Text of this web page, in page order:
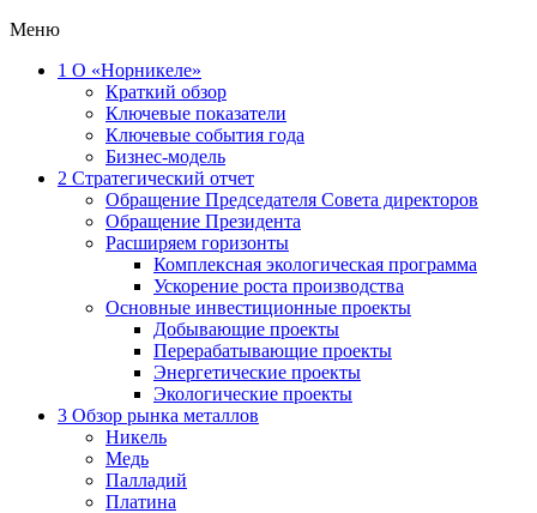
Меню
1 О «Норникеле»
Краткий обзор
Ключевые показатели
Ключевые события года
Бизнес-модель
2 Стратегический отчет
Обращение Председателя Совета директоров
Обращение Президента
Расширяем горизонты
Комплексная экологическая программа
Ускорение роста производства
Основные инвестиционные проекты
Добывающие проекты
Перерабатывающие проекты
Энергетические проекты
Экологические проекты
3 Обзор рынка металлов
Никель
Медь
Палладий
Платина